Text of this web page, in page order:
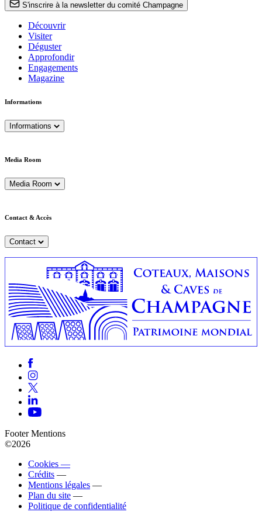
S'inscrire à la newsletter du comité Champagne
Découvrir
Visiter
Déguster
Approfondir
Engagements
Magazine
Informations
Informations
Media Room
Media Room
Contact & Accès
Contact
Footer Mentions
©2026
Cookies —
Crédits —
Mentions légales —
Plan du site —
Politique de confidentialité